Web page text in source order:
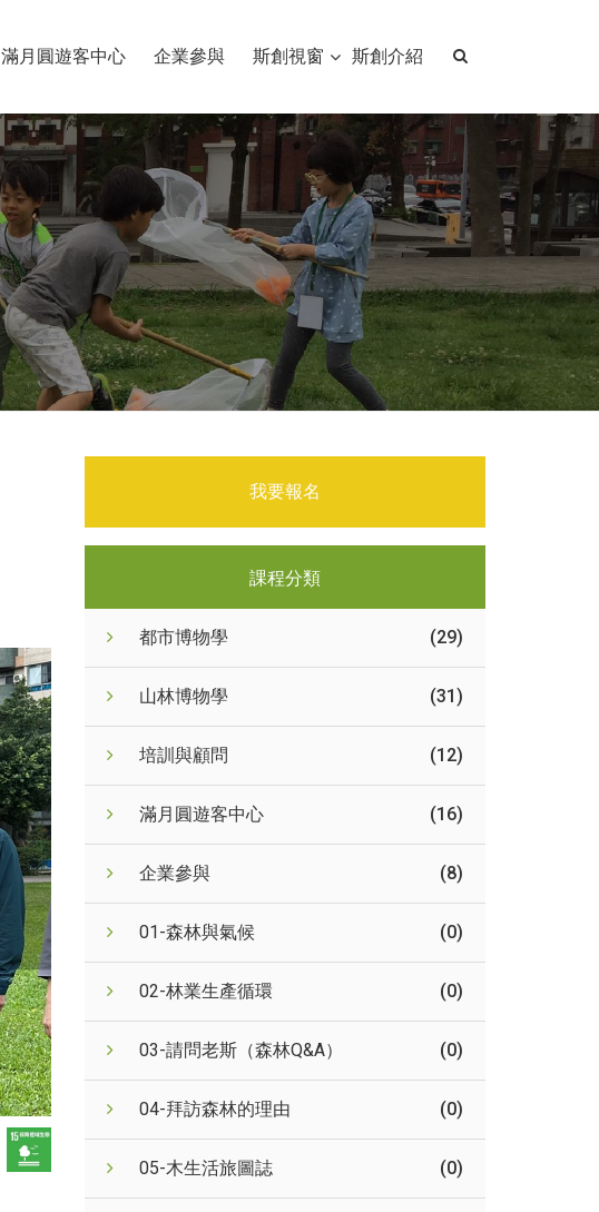
滿月圓遊客中心 企業參與 斯創視窗 斯創介紹
我要報名
課程分類
都市博物學 (29)
山林博物學 (31)
培訓與顧問 (12)
滿月圓遊客中心 (16)
企業參與 (8)
01-森林與氣候 (0)
02-林業生產循環 (0)
03-請問老斯（森林Q&A） (0)
04-拜訪森林的理由 (0)
05-木生活旅圖誌 (0)